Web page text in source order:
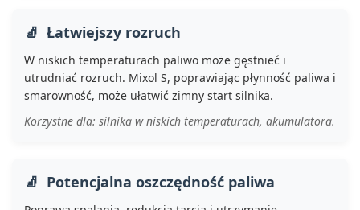
Łatwiejszy rozruch
W niskich temperaturach paliwo może gęstnieć i
utrudniać rozruch. Mixol S, poprawiając płynność paliwa i
smarowność, może ułatwić zimny start silnika.
Korzystne dla: silnika w niskich temperaturach, akumulatora.
Potencjalna oszczędność paliwa